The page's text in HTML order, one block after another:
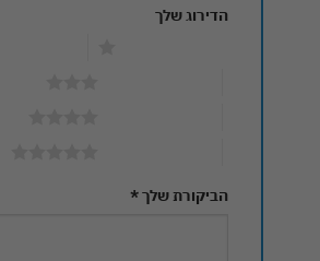
הדירוג שלך
הביקורת שלך*